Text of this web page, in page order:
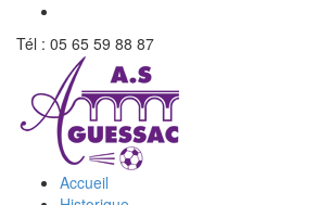
Tél : 05 65 59 88 87
Accueil